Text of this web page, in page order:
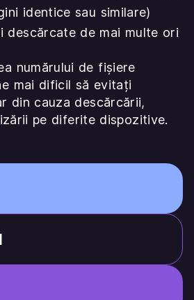
identice sau similare)
descărcate de mai multe ori
numărului de fișiere
mai dificil să evitați
din cauza descărcării,
pe diferite dispozitive.